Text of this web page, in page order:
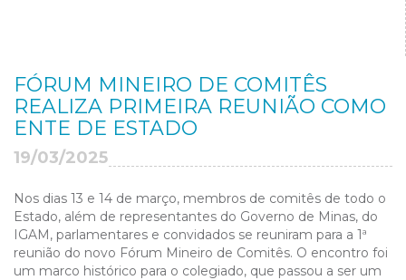
FÓRUM MINEIRO DE COMITÊS
REALIZA PRIMEIRA REUNIÃO COMO
ENTE DE ESTADO
19/03/2025
Nos dias 13 e 14 de março, membros de comitês de todo o
Estado, além de representantes do Governo de Minas, do
IGAM, parlamentares e convidados se reuniram para a 1ª
reunião do novo Fórum Mineiro de Comitês. O encontro foi
um marco histórico para o colegiado, que passou a ser um